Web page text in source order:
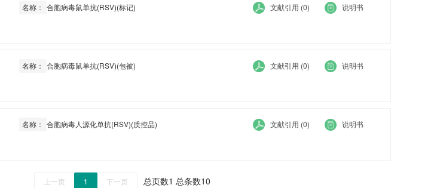
名称：
合胞病毒鼠单抗(RSV)(标记)
文献引用 (0) 说明书
名称：
合胞病毒鼠单抗(RSV)(包被)
文献引用 (0) 说明书
名称：
合胞病毒人源化单抗(RSV)(质控品)
文献引用 (0) 说明书
上一页 1 下一页 总页数1 总条数10